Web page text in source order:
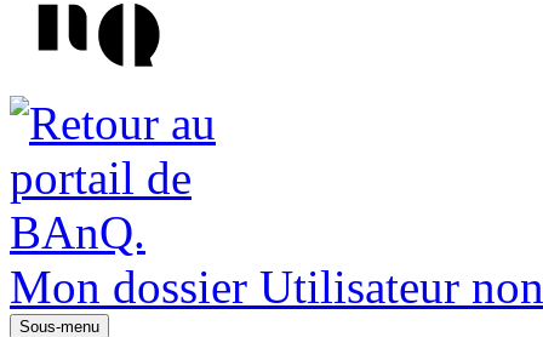
Mon dossier Utilisateur
Sous-menu